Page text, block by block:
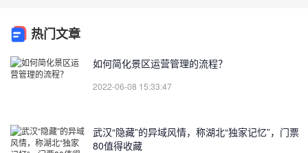
热门文章
如何简化景区运营管理的流程？
2022-06-08 15:33:47
武汉“隐藏”的异域风情，称湖北“独家记忆”，门票
80值得收藏